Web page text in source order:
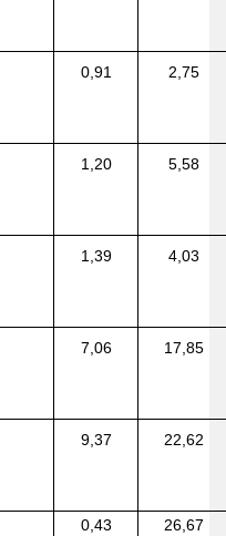
0,91 2,75
1,20 5,58
1,39 4,03
7,06 17,85
9,37 22,62
0,43 26,67